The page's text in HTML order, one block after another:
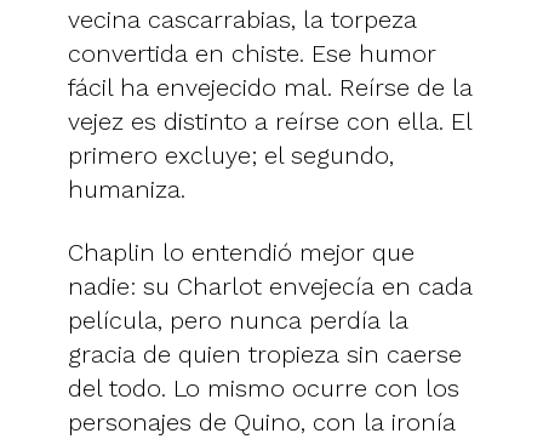
vecina cascarrabias, la torpeza
convertida en chiste. Ese humor
fácil ha envejecido mal. Reírse de la
vejez es distinto a reírse con ella. El
primero excluye; el segundo,
humaniza.
Chaplin lo entendió mejor que
nadie: su Charlot envejecía en cada
película, pero nunca perdía la
gracia de quien tropieza sin caerse
del todo. Lo mismo ocurre con los
personajes de Quino, con la ironía